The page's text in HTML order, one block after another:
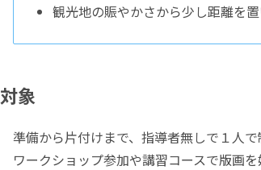
観光地の賑やかさから少し距離を
対象
準備から片付けまで、指導者無しで１人
ワークショップ参加や講習コースで版画